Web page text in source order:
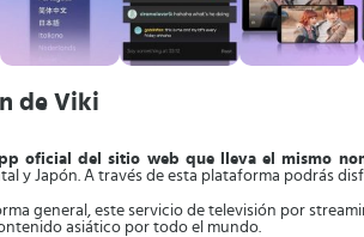
de Viki
oficial del sitio web que lleva el mismo
y Japón. A través de esta plataforma podrás
general, este servicio de televisión por
asiático por todo el mundo.